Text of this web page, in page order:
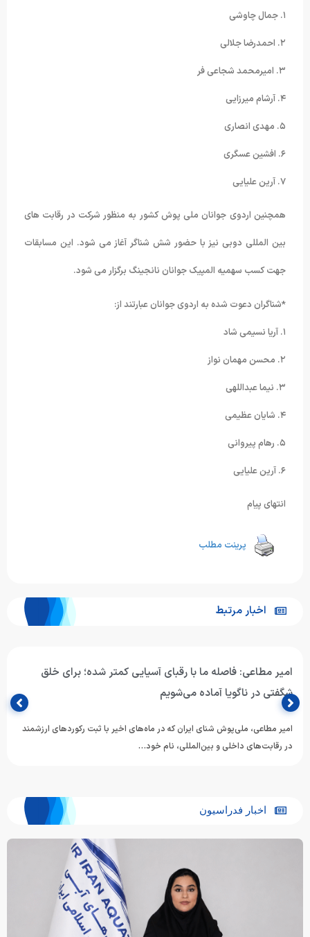
۲. احمدرضا جلالی
۳. امیرمحمد شجاعی فر
۴. آرشام میرزایی
۵. مهدی انصاری
۶. افشین عسگری
۷. آرین علیایی
همچنین اردوی جوانان ملی پوش کشور به منظور شرکت در رقابت های
بین المللی دوبی نیز با حضور شش شناگر آغاز می شود. این مسابقات
جهت کسب سهمیه المپیک جوانان نانجینگ برگزار می شود.
*شناگران دعوت شده به اردوی جوانان عبارتند از:
۲. محسن مهمان نواز
۳. نیما عبداللهی
۴. شایان عظیمی
۵. رهام پیروانی
۶. آرین علیایی
انتهای پیام
پرینت مطلب
اخبار مرتبط
امیر مطاعی: فاصله ما با رقبای آسیایی کمتر شده؛ برای خلق
شگفتی در ناگویا آماده می‌شویم
امیر مطاعی، ملی‌پوش شنای ایران که در ماه‌های اخیر با ثبت رکوردهای ارزشمند
در رقابت‌های داخلی و بین‌المللی، نام خود…
اخبار فدراسیون